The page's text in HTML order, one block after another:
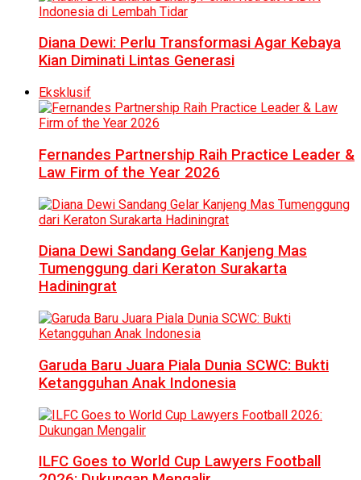
Diana Dewi: Perlu Transformasi Agar Kebaya
Kian Diminati Lintas Generasi
Eksklusif
Fernandes Partnership Raih Practice Leader &
Law Firm of the Year 2026
Diana Dewi Sandang Gelar Kanjeng Mas
Tumenggung dari Keraton Surakarta
Hadiningrat
Garuda Baru Juara Piala Dunia SCWC: Bukti
Ketangguhan Anak Indonesia
ILFC Goes to World Cup Lawyers Football